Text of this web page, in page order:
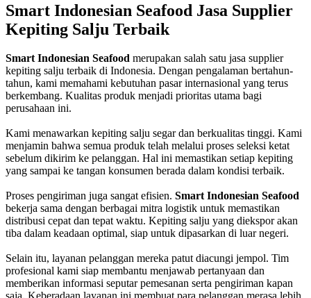
Smart Indonesian Seafood Jasa Supplier
Kepiting Salju Terbaik
Smart Indonesian Seafood merupakan salah satu jasa supplier
kepiting salju terbaik di Indonesia. Dengan pengalaman bertahun-
tahun, kami memahami kebutuhan pasar internasional yang terus
berkembang. Kualitas produk menjadi prioritas utama bagi
perusahaan ini.
Kami menawarkan kepiting salju segar dan berkualitas tinggi. Kami
menjamin bahwa semua produk telah melalui proses seleksi ketat
sebelum dikirim ke pelanggan. Hal ini memastikan setiap kepiting
yang sampai ke tangan konsumen berada dalam kondisi terbaik.
Proses pengiriman juga sangat efisien. Smart Indonesian Seafood
bekerja sama dengan berbagai mitra logistik untuk memastikan
distribusi cepat dan tepat waktu. Kepiting salju yang diekspor akan
tiba dalam keadaan optimal, siap untuk dipasarkan di luar negeri.
Selain itu, layanan pelanggan mereka patut diacungi jempol. Tim
profesional kami siap membantu menjawab pertanyaan dan
memberikan informasi seputar pemesanan serta pengiriman kapan